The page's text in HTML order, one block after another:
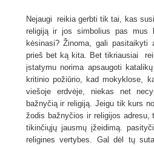
Nejaugi reikia gerbti tik tai, kas
religiją ir jos simbolius pas mus
kėsinasi? Žinoma, gali pasitaikyti
prieš bet ką kita. Bet tikriausiai
įstatymu norima apsaugoti
kritinio požiūrio, kad mokyklose,
viešoje erdvėje, niekas net
bažnyčią ir religiją. Jeigu tik kurs
žodis bažnyčios ir religijos adresu,
tikinčiųjų jausmų įžeidimą.
religines vertybes. Gal dėl tų